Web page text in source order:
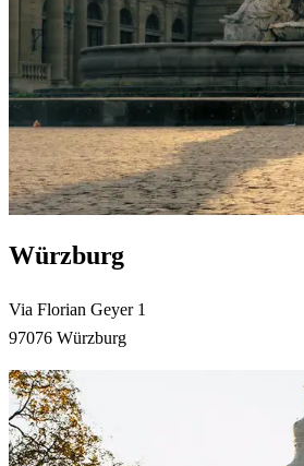
Würzburg
Via Florian Geyer 1
97076 Würzburg